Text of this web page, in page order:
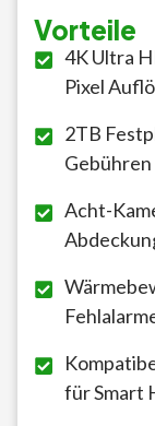
Vorteile
4K Ultra
Pixel
2TB
Acht-
für Smart